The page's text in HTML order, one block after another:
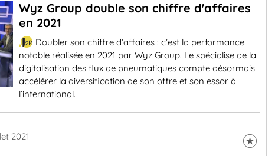
Wyz Group double son chiffre d'affaires
en 2021
Doubler son chiffre d’affaires : c’est la performance
notable réalisée en 2021 par Wyz Group. Le spécialise de la
digitalisation des flux de pneumatiques compte désormais
accélérer la diversification de son offre et son essor à
l’international.
2021